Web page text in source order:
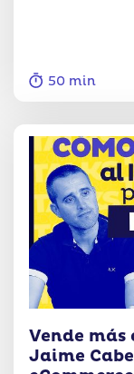
50 min
Vende
Jaime